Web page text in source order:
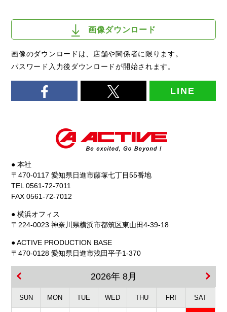
画像ダウンロード
画像のダウンロードは、店舗や関係者に限ります。
パスワード入力後ダウンロードが開始されます。
LINE
● 本社
〒470-0117 愛知県日進市藤塚七丁目55番地
TEL 0561-72-7011
FAX 0561-72-7012
● 横浜オフィス
〒224-0023 神奈川県横浜市都筑区東山田4-39-18
● ACTIVE PRODUCTION BASE
〒470-0128 愛知県日進市浅田平子1-370
2026年 8月
SUN MON TUE WED THU FRI SAT